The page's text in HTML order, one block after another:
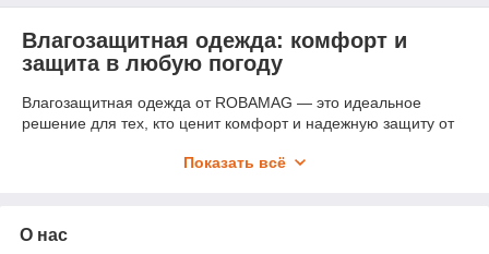
Влагозащитная одежда: комфорт и
защита в любую погоду
Влагозащитная одежда от ROBAMAG — это идеальное
решение для тех, кто ценит комфорт и надежную защиту от
от того, идет ли дождь или моросит, наши влагозащитные
активный образ жизни или работает на открытом воздухе.
Показать всё
О нас